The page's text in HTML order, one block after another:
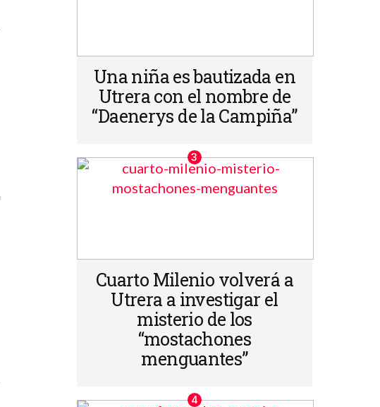
Una niña es bautizada en
Utrera con el nombre de
“Daenerys de la Campiña”
Cuarto Milenio volverá a
Utrera a investigar el
misterio de los
“mostachones
menguantes”